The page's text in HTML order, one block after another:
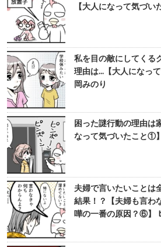
【大人になって気づ
私を目の敵にしてくる
理由は...【大人になっ
岡みのり
困った謎行動の理由は
なって気づいたこと①
夫婦で言いたいことは
結果！？【夫婦も言わ
嘩の一番の原因？⑥】